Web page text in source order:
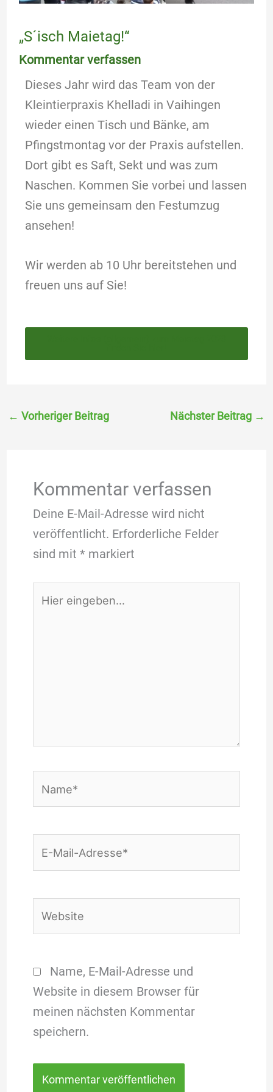
„S´isch Maietag!“
Kommentar verfassen
Dieses Jahr wird das Team von der
Kleintierpraxis Khelladi in Vaihingen
wieder einen Tisch und Bänke, am
Pfingstmontag vor der Praxis aufstellen.
Dort gibt es Saft, Sekt und was zum
Naschen. Kommen Sie vorbei und lassen
Sie uns gemeinsam den Festumzug
ansehen!
Wir werden ab 10 Uhr bereitstehen und
freuen uns auf Sie!
← Vorheriger Beitrag Nächster Beitrag →
Kommentar verfassen
Deine E-Mail-Adresse wird nicht
veröffentlicht. Erforderliche Felder
sind mit * markiert
eingeben…
Name, E-Mail-Adresse und
Website in diesem Browser für
meinen nächsten Kommentar
speichern.